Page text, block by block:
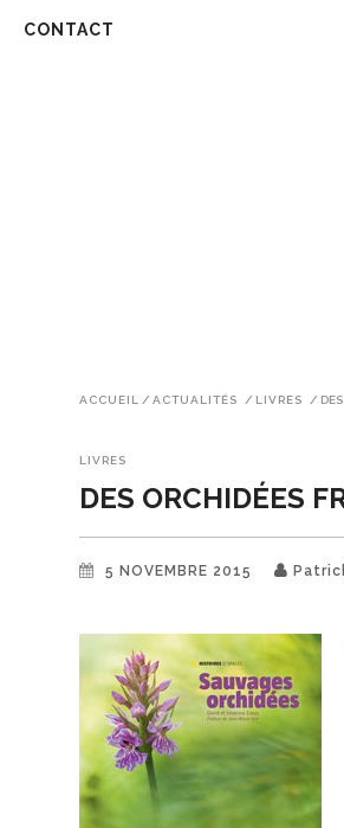
CONTACT
ACCUEIL / ACTUALITÉS / LIVRES /
LIVRES
DES ORCHIDÉES
5 NOVEMBRE 2015